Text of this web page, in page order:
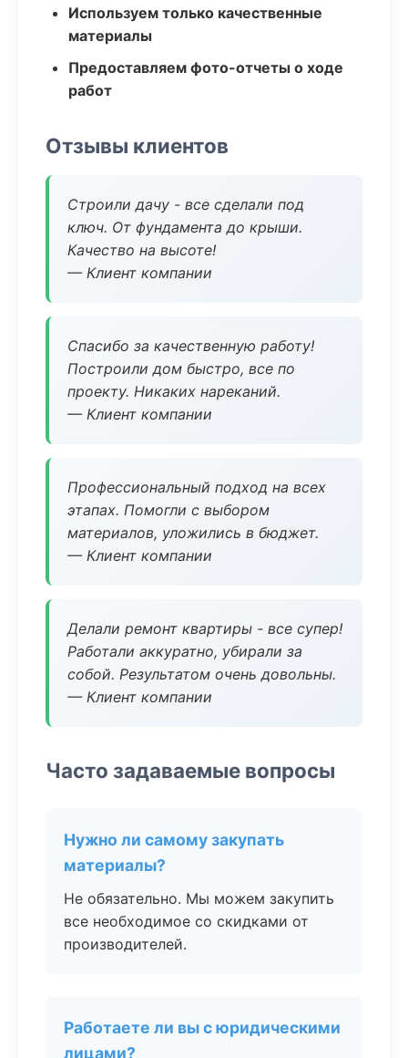
Используем только качественные
материалы
Предоставляем фото-отчеты о ходе
работ
Отзывы клиентов
Строили дачу - все сделали под
ключ. От фундамента до крыши.
Качество на высоте!
— Клиент компании
Спасибо за качественную работу!
Построили дом быстро, все по
проекту. Никаких нареканий.
— Клиент компании
Профессиональный подход на всех
этапах. Помогли с выбором
материалов, уложились в бюджет.
— Клиент компании
Делали ремонт квартиры - все супер!
Работали аккуратно, убирали за
собой. Результатом очень довольны.
— Клиент компании
Часто задаваемые вопросы
Нужно ли самому закупать
материалы?
Не обязательно. Мы можем закупить
все необходимое со скидками от
производителей.
Работаете ли вы с юридическими
лицами?